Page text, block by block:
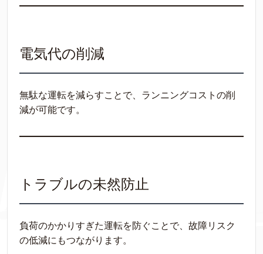
電気代の削減
無駄な運転を減らすことで、ランニングコストの削
減が可能です。
トラブルの未然防止
負荷のかかりすぎた運転を防ぐことで、故障リスク
の低減にもつながります。